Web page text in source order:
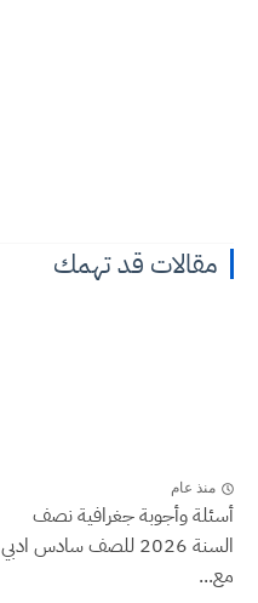
مقالات قد تهمك
منذ عام
أسئلة وأجوبة جغرافية نصف
السنة 2026 للصف سادس ادبي
مع...